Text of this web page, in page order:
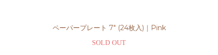
ペーパープレート 7" (24枚入)｜Pink
SOLD OUT